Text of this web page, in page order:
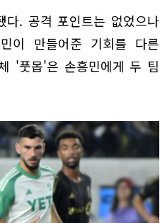
. 공격 포인트는 없었으나
이 만들어준 기회를 다른
'풋몹'은 손흥민에게 두 팀